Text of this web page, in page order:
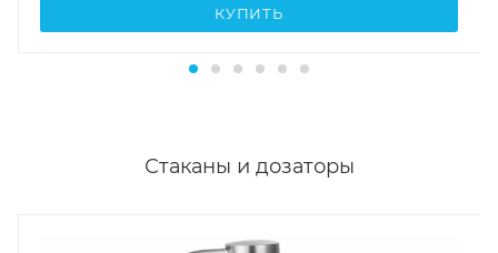
КУПИТЬ
Стаканы и дозаторы